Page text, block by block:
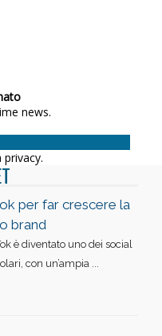
news.
per far crescere la
brand
è diventato uno dei social
con un’ampia ...